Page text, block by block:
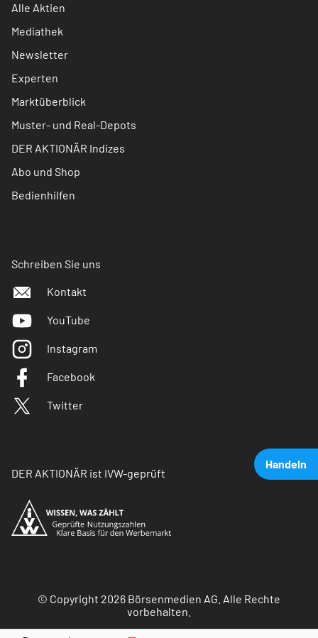
Handeln
Alle Aktien
Mediathek
Newsletter
Experten
Marktüberblick
Muster- und Real-Depots
DER AKTIONÄR Indizes
Abo und Shop
Bedienhilfen
Schreiben Sie uns
Kontakt
YouTube
Instagram
Facebook
Twitter
DER AKTIONÄR ist IVW-geprüft
© Copyright 2026 Börsenmedien AG. Alle Rechte
vorbehalten.